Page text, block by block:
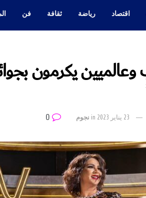
اقتصاد رياضة ثقافة فن
23 يناير 2023 inنجوم